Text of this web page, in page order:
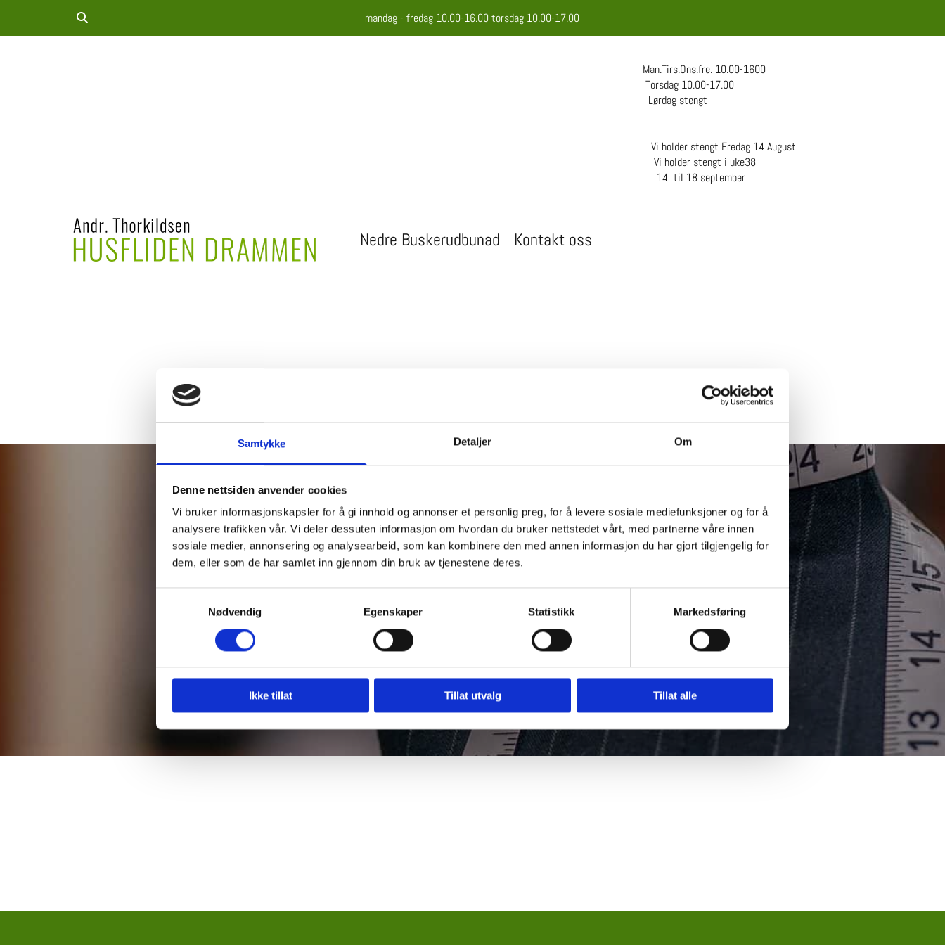
Samtykke Detaljer Om
Denne nettsiden anvender cookies
Vi bruker informasjonskapsler for å gi innhold og annonser et personlig preg, for å levere sosiale mediefunksjoner og for å
analysere trafikken vår. Vi deler dessuten informasjon om hvordan du bruker nettstedet vårt, med partnerne våre innen
sosiale medier, annonsering og analysearbeid, som kan kombinere den med annen informasjon du har gjort tilgjengelig for
dem, eller som de har samlet inn gjennom din bruk av tjenestene deres.
Nødvendig
Egenskaper Statistikk Markedsføring
Ikke tillat Tillat utvalg Tillat alle
mandag - fredag 10.00-16.00 torsdag 10.00-17.00
Nedre Buskerudbunad Kontakt oss
Man.Tirs.Ons.fre. 10.00-1600
Torsdag 10.00-17.00
Lørdag stengt
Vi holder stengt Fredag 14 August
Vi holder stengt i uke38
14 til 18 september
BUNADSTILBEHØR
Her finner du våre produkter som du kan bestille direkte på vår nettside.